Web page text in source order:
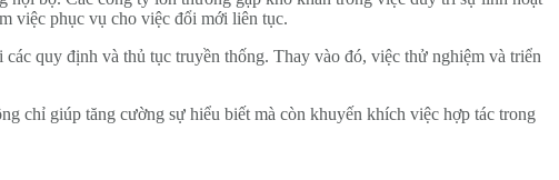
việc phục vụ cho việc đổi mới liên tục.
quy định và thủ tục truyền thống. Thay vào đó, việc thử nghiệm và triển
chỉ giúp tăng cường sự hiểu biết mà còn khuyến khích việc hợp tác trong